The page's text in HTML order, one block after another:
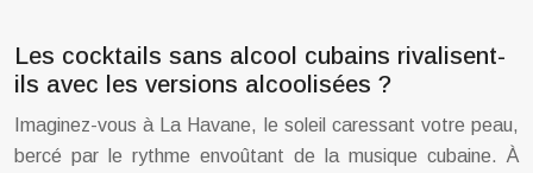
Les cocktails sans alcool cubains rivalisent-
ils avec les versions alcoolisées ?
Imaginez-vous à La Havane, le soleil caressant votre peau,
bercé par le rythme envoûtant de la musique cubaine. À